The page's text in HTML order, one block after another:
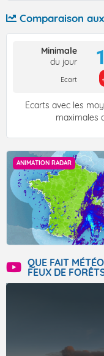
Comparaison
Minimale
du jour
Ecart
Écarts avec les
maximales
ANIMATION RADAR
QUE FAIT
FEUX DE